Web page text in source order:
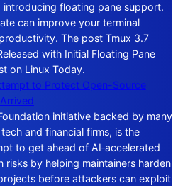
introducing floating pane support.
can improve your terminal
The post Tmux 3.7
with Initial Floating Pane
on Linux Today.
to Protect Open-Source
initiative backed by many
and financial firms, is the
to get ahead of AI‑accelerated
risks by helping maintainers harden
before attackers can exploit